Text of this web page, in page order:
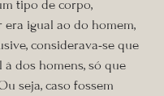
tipo de corpo,
igual ao do homem,
considerava-se que
dos homens, só que
seja, caso fossem